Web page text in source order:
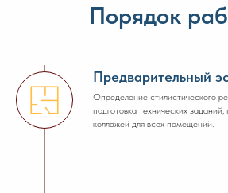
Порядок
Предварительный
Определение стилистического
подготовка технических
коллажей для всех помещений.